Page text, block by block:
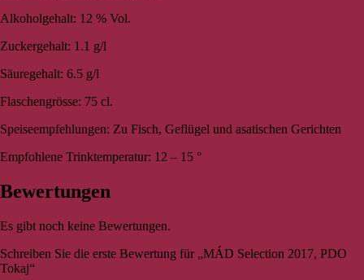
Alkoholgehalt: 12 % Vol.
Zuckergehalt: 1.1 g/l
Säuregehalt: 6.5 g/l
Flaschengrösse: 75 cl.
Speiseempfehlungen: Zu Fisch, Geflügel und asatischen Gerichten
Empfohlene Trinktemperatur: 12 – 15 °
Bewertungen
Es gibt noch keine Bewertungen.
Schreiben Sie die erste Bewertung für „MÁD Selection 2017, PDO
Tokaj“